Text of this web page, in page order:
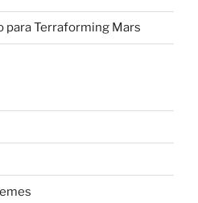
para Terraforming Mars